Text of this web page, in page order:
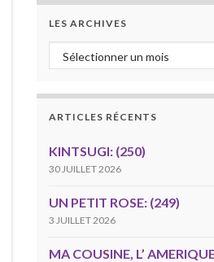
LES ARCHIVES
Les archives
ARTICLES RÉCENTS
KINTSUGI: (250)
30 JUILLET 2026
UN PETIT ROSE: (249)
3 JUILLET 2026
MA COUSINE, L’